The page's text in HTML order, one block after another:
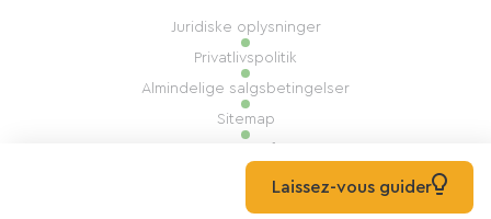
© 2026 Ma Voie Verte Alle rettigheder forbeholdes
Juridiske oplysninger
Privatlivspolitik
Almindelige salgsbetingelser
Sitemap
Udført af: Mill, PrivasLaissez-vous guider